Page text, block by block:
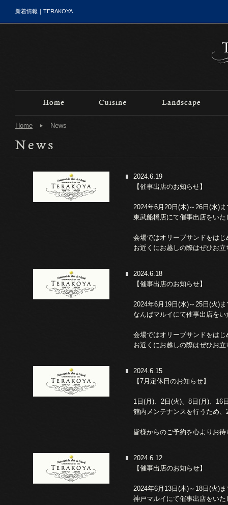
新着情報｜TERAKOYA
Home News
2024.6.19
【催事出店のお知らせ】
2024年6月20日(木)～26日(水)ま
東武船橋店にて催事出店をいた
会場ではオリーブサンドをは
お近くにお越しの際はぜひお
2024.6.18
【催事出店のお知らせ】
2024年6月19日(水)～25日(火)ま
なんばマルイにて催事出店をい
会場ではオリーブサンドをは
お近くにお越しの際はぜひお
2024.6.15
【7月定休日のお知らせ】
1日(月)、2日(火)、8日(月)、16
館内メンテナンスを行うため
皆様からのご予約を心よりお
2024.6.12
【催事出店のお知らせ】
2024年6月13日(木)～18日(火)ま
神戸マルイにて催事出店をいた